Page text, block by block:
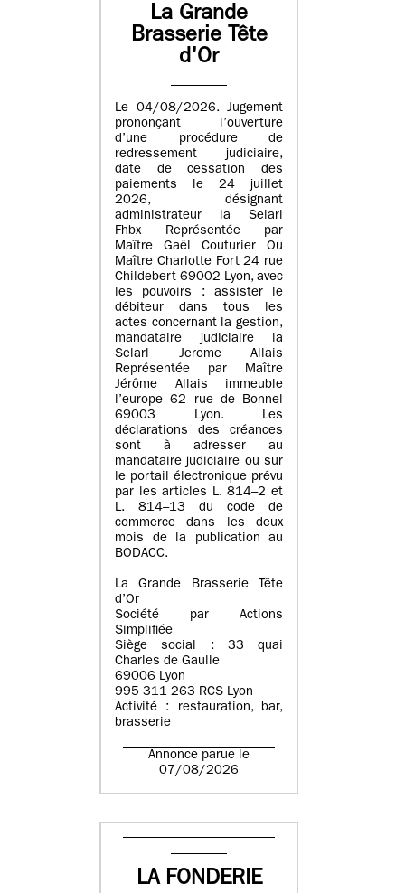
La Grande
Brasserie Tête
d'Or
Le 04/08/2026. Jugement
prononçant l’ouverture
d’une procédure de
redressement judiciaire,
date de cessation des
paiements le 24 juillet
2026, désignant
administrateur la Selarl
Fhbx Représentée par
Maître Gaël Couturier Ou
Maître Charlotte Fort 24 rue
Childebert 69002 Lyon, avec
les pouvoirs : assister le
débiteur dans tous les
actes concernant la gestion,
mandataire judiciaire la
Selarl Jerome Allais
Représentée par Maître
Jérôme Allais immeuble
l’europe 62 rue de Bonnel
69003 Lyon. Les
déclarations des créances
sont à adresser au
mandataire judiciaire ou sur
le portail électronique prévu
par les articles L. 814–2 et
L. 814–13 du code de
commerce dans les deux
mois de la publication au
BODACC.
La Grande Brasserie Tête
d’Or
Société par Actions
Simplifiée
Siège social : 33 quai
Charles de Gaulle
69006 Lyon
995 311 263 RCS Lyon
Activité : restauration, bar,
brasserie
Annonce parue le
07/08/2026
LA FONDERIE